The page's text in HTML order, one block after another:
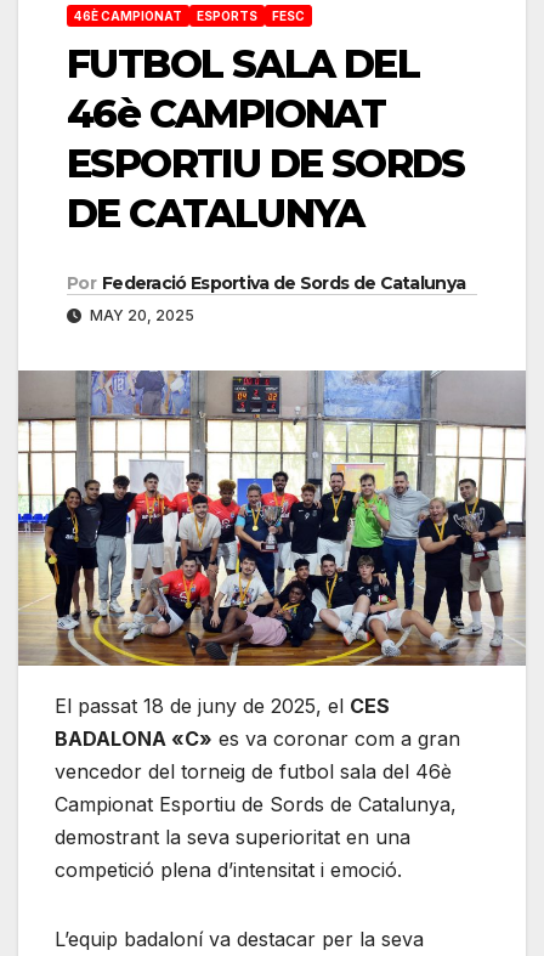
46È CAMPIONAT ESPORTS FESC
FUTBOL SALA DEL
46è CAMPIONAT
ESPORTIU DE SORDS
DE CATALUNYA
Por Federació Esportiva de Sords de Catalunya
MAY 20, 2025
El passat 18 de juny de 2025, el CES
BADALONA «C» es va coronar com a gran
vencedor del torneig de futbol sala del 46è
Campionat Esportiu de Sords de Catalunya,
demostrant la seva superioritat en una
competició plena d’intensitat i emoció.
L’equip badaloní va destacar per la seva